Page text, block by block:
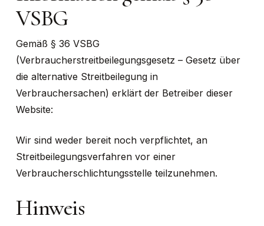
VSBG
Gemäß § 36 VSBG
(Verbraucherstreitbeilegungsgesetz – Gesetz über
die alternative Streitbeilegung in
Verbrauchersachen) erklärt der Betreiber dieser
Website:
Wir sind weder bereit noch verpflichtet, an
Streitbeilegungsverfahren vor einer
Verbraucherschlichtungsstelle teilzunehmen.
Hinweis